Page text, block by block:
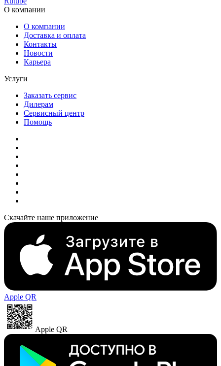
О компании
О компании
Доставка и оплата
Контакты
Новости
Карьера
Услуги
Заказать сервис
Дилерам
Сервисный центр
Помощь
Скачайте наше приложение
Apple QR
Apple QR